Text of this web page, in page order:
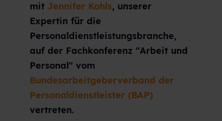
mit Jennifer Kohls, unserer
Expertin für die
Personaldienstleistungsbranche,
auf der Fachkonferenz "Arbeit und
Personal" vom
Bundesarbeitgeberverband der
Personaldienstleister (BAP)
vertreten.